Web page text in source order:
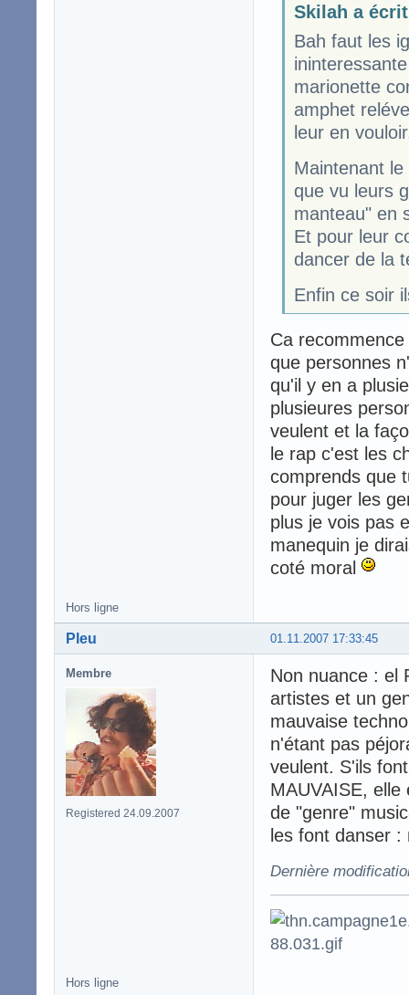
Skilah a écrit
Bah faut les
marionette
amphet
leur en
Maintenant
que vu leurs
manteau" en
Et pour leur
dancer de la
Enfin ce soir
Ca
que personnes
qu'il y en a
plusieures
veulent et la
le rap c'est les
comprends que
pour juger les
plus je vois pas
manequin je
coté moral
Hors ligne
01.11.2007 17:33:45
Pleu
Membre
Registered 24.09.2007
Non nuance : el
artistes et un
mauvaise
n'étant pas
veulent. S'ils
MAUVAISE,
de "genre"
les font danser
Dernière
Hors ligne